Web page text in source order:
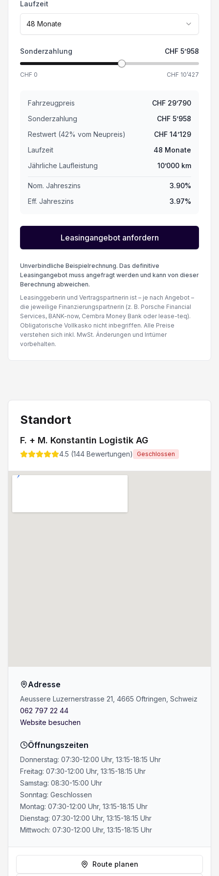
Fahrersitz 6-fach elektrisch verstellbar
Navigationssystem
Einparkhilfe hinten
Wireless Charging für mobile Geräte
Garantie 7 Jahre/ 150'000 km
eCall
LED Tagfahrlicht
Airbag Fahrer und Beifahrerseite
Laufzeit
48 Monate
Sonderzahlung CHF 5’958
CHF 0 CHF 10’427
Fahrzeugpreis CHF 29’790
Sonderzahlung
CHF 5’958
Restwert (42% vom Neupreis) CHF 14’129
Laufzeit
48 Monate
Jährliche Laufleistung
10’000 km
Nom. Jahreszins 3.90%
Eff. Jahreszins
3.97%
Leasingangebot anfordern
Unverbindliche Beispielrechnung. Das definitive
Leasingangebot muss angefragt werden und kann von dieser
Berechnung abweichen.
Leasinggeberin und Vertragspartnerin ist – je nach Angebot –
die jeweilige Finanzierungspartnerin (z. B. Porsche Financial
Services, BANK-now, Cembra Money Bank oder lease-teq).
Obligatorische Vollkasko nicht inbegriffen. Alle Preise
verstehen sich inkl. MwSt. Änderungen und Irrtümer
vorbehalten.
Standort
F. + M. Konstantin Logistik AG
4.5 (144 Bewertungen) Geschlossen
Adresse
Aeussere Luzernerstrasse 21, 4665 Oftringen, Schweiz
062 797 22 44
Website besuchen
Öffnungszeiten
Donnerstag: 07:30-12:00 Uhr, 13:15-18:15 Uhr
Freitag: 07:30-12:00 Uhr, 13:15-18:15 Uhr
Samstag: 08:30-15:00 Uhr
Sonntag: Geschlossen
Montag: 07:30-12:00 Uhr, 13:15-18:15 Uhr
Dienstag: 07:30-12:00 Uhr, 13:15-18:15 Uhr
Mittwoch: 07:30-12:00 Uhr, 13:15-18:15 Uhr
Route planen